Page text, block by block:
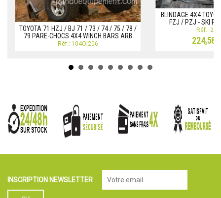
TOYOTA 71 HZJ / BJ 71 / 73 / 74 / 75 / 78 /
79 PARE-CHOCS 4X4 WINCH BARS ARB
Réf.: 104OI206
BLINDAGE 4X4
FZJ / PZJ - SKI
Réf.:
224,58
INSCRIPTION NEWSLETTER